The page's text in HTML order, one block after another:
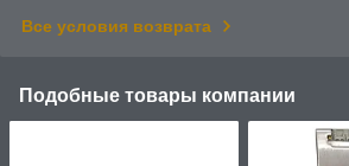
Все условия возврата
Подобные товары компании